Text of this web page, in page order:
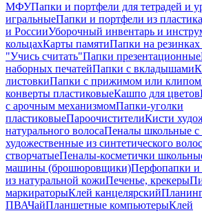
МФУПапки и портфели для тетрадей и
игральныеПапки и портфели из
и РоссииУборочный инвентарь и
кольцахКарты памятиПапки на
"Учись считать"Папки презентационные
наборных печатейПапки с вкладышами
листовкиПапки с прижимом или клипом
конверты пластиковыеКашпо для цветов
с арочным механизмомПапки-уголки
пластиковыеПароочистителиКисти
натурального волосаПеналы школьные с
художественные из синтетического
створчатыеПеналы-косметички
машины (брошюровщики)Перфопапки и
из натуральной кожиПеченье, крекеры
маркираторыКлей канцелярский
ПВАЧайПланшетные компьютерыКлей